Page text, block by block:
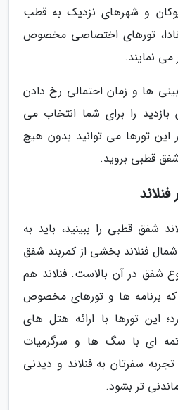
یوکان و شهرهای نزدیک به قطب
تورهای اختصاصی مخصوص
می نمایند.
ها و زمان احتمالی رخ دادن
را برای شما انتخاب می
این تورها می توانید بدون هیچ
قطبی بروید.
شفق قطبی را ببینید، باید به
فنلاند بخشی از کمربند شفق
شفق در آن بالاست. فنلاند هم
برنامه ها و تورهای مخصوص
این تورها با ارائه هتل های
ای با سگ ها و سرگرمیات
سفرتان به فنلاند و دیدنی
تر بشود.